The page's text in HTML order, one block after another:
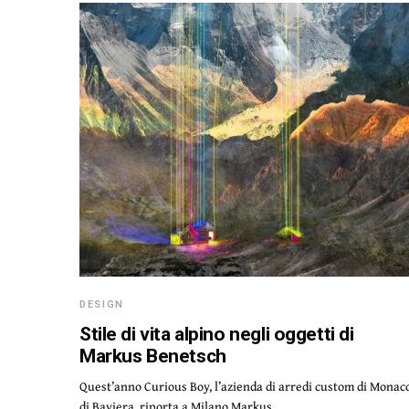
DESIGN
Stile di vita alpino negli oggetti di
Markus Benetsch
Quest’anno Curious Boy, l’azienda di arredi custom di